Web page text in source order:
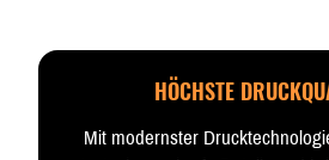
HÖCHSTE
Mit modernster